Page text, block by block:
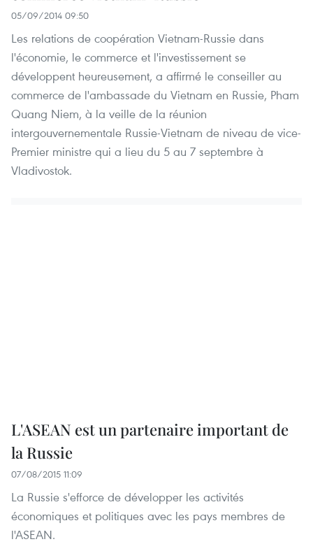
05/09/2014 09:50
Les relations de coopération Vietnam-Russie dans
l'économie, le commerce et l'investissement se
développent heureusement, a affirmé le conseiller au
commerce de l'ambassade du Vietnam en Russie, Pham
Quang Niem, à la veille de la réunion
intergouvernementale Russie-Vietnam de niveau de vice-
Premier ministre qui a lieu du 5 au 7 septembre à
Vladivostok.
L'ASEAN est un partenaire important de
la Russie
07/08/2015 11:09
La Russie s'efforce de développer les activités
économiques et politiques avec les pays membres de
l'ASEAN.